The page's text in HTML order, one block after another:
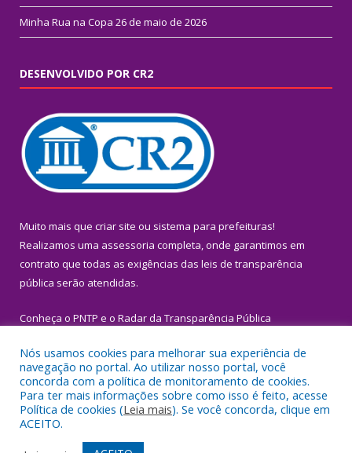
Minha Rua na Copa 26 de maio de 2026
DESENVOLVIDO POR CR2
Muito mais que criar site ou sistema para prefeituras!
Realizamos uma assessoria completa, onde garantimos em
contrato que todas as exigências das leis de transparência
pública serão atendidas.
Conheça o PNTP e o Radar da Transparência Pública
Todos os direitos reservados a Prefeitura Municipal de Igarapé-
Miri.
Nós usamos cookies para melhorar sua experiência de
navegação no portal. Ao utilizar nosso portal, você
concorda com a política de monitoramento de cookies.
Para ter mais informações sobre como isso é feito, acesse
Política de cookies (Leia mais). Se você concorda, clique em
ACEITO.